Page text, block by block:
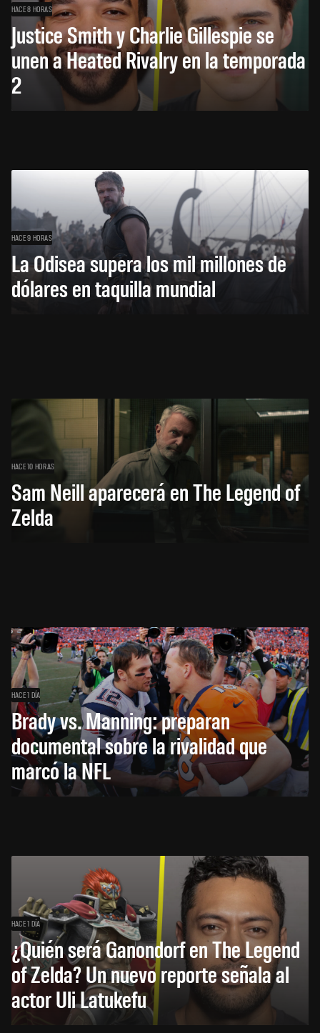
HACE 8 HORAS
Justice Smith y Charlie Gillespie se
unen a Heated Rivalry en la temporada
2
HACE 9 HORAS
La Odisea supera los mil millones de
dólares en taquilla mundial
HACE 10 HORAS
Sam Neill aparecerá en The Legend of
Zelda
HACE 1 DÍA
Brady vs. Manning: preparan
documental sobre la rivalidad que
marcó la NFL
HACE 1 DÍA
¿Quién será Ganondorf en The Legend
of Zelda? Un nuevo reporte señala al
actor Uli Latukefu